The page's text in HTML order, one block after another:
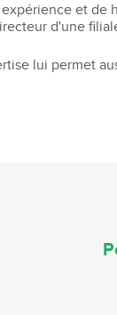
et de
d'une
lui permet